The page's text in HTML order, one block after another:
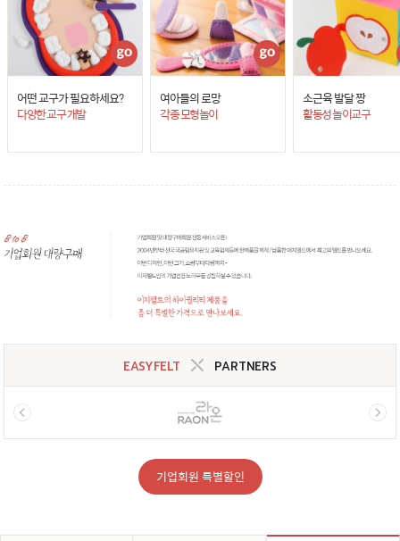
어떤 교구가 필요하세요?
다양한 교구 개발
여아들의 로망
각종 모형놀이
소근육 발달 짱
활동성 놀이교구
EASYFELT PARTNERS
기업회원 특별할인